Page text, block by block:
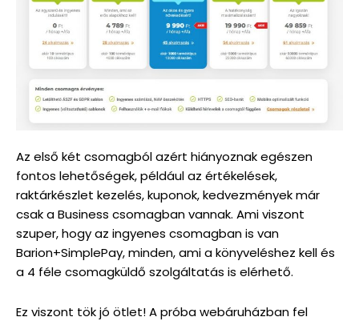
Az első két csomagból azért hiányoznak egészen
fontos lehetőségek, például az értékelések,
raktárkészlet kezelés, kuponok, kedvezmények már
csak a Business csomagban vannak. Ami viszont
szuper, hogy az ingyenes csomagban is van
Barion+SimplePay, minden, ami a könyveléshez kell és
a 4 féle csomagküldő szolgáltatás is elérhető.
Ez viszont tök jó ötlet! A próba webáruházban fel